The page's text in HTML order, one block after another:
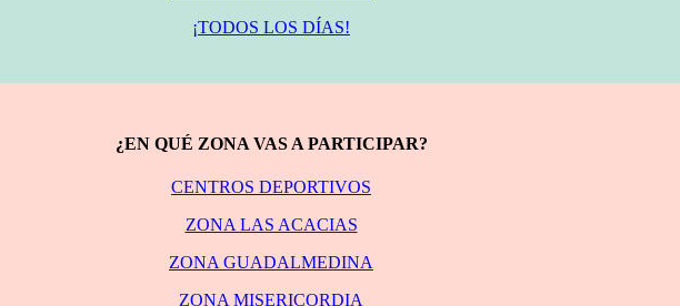
¡TODOS LOS DÍAS!
¿EN QUÉ ZONA VAS A PARTICIPAR?
CENTROS DEPORTIVOS
ZONA LAS ACACIAS
ZONA GUADALMEDINA
ZONA MISERICORDIA